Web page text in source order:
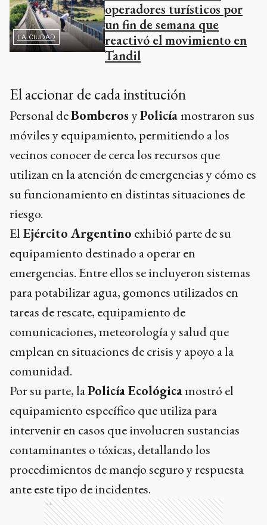
LA CIUDAD
operadores turísticos por
un fin de semana que
reactivó el movimiento en
Tandil
El accionar de cada institución
Personal deBomberos yPolicíamostraron sus
móviles y equipamiento, permitiendo a los
vecinos conocer de cerca los recursos que
utilizan en la atención de emergencias y cómo es
su funcionamiento en distintas situaciones de
riesgo.
El Ejército Argentino exhibió parte de su
equipamiento destinado a operar en
emergencias. Entre ellos se incluyeron sistemas
para potabilizar agua, gomones utilizados en
tareas de rescate, equipamiento de
comunicaciones, meteorología y salud que
emplean en situaciones de crisis y apoyo a la
comunidad.
Por su parte, laPolicía Ecológicamostró el
equipamiento específico que utiliza para
intervenir en casos que involucren sustancias
contaminantes o tóxicas, detallando los
procedimientos de manejo seguro y respuesta
ante este tipo de incidentes.
Ads